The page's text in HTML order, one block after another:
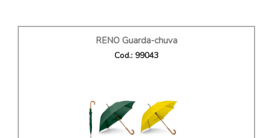
RENO Guarda-chuva
Cod.: 99043